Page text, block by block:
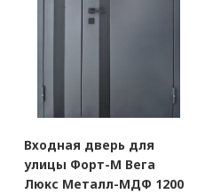
Входная дверь для
улицы Форт-М Вега
Люкс Металл-МДФ 1200